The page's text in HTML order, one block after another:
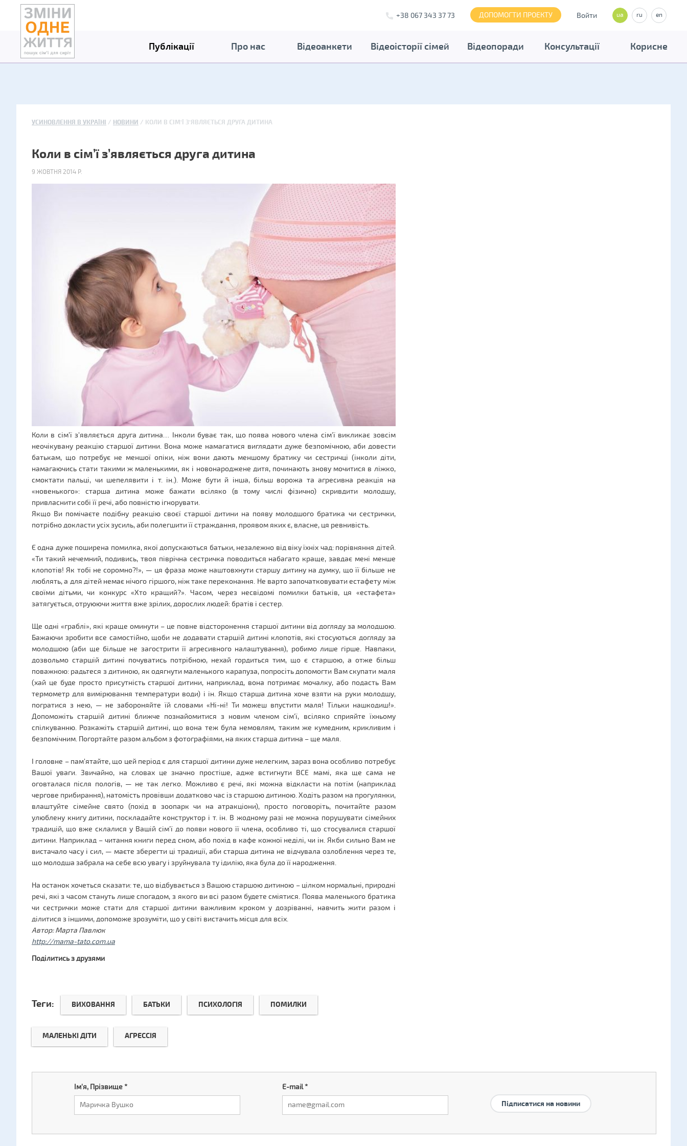
+38 067 343 37 73 ДОПОМОГТИ ПРОЕКТУ Войти ua ru en
Публікації Про нас Відеоанкети Відеоісторії сімей Відеопоради Консультації Корисне
УСИНОВЛЕННЯ В УКРАЇНІ НОВИНИ КОЛИ В СІМ’Ї З’ЯВЛЯЄТЬСЯ ДРУГА ДИТИНА
Коли в сім’ї з’являється друга дитина
9 ЖОВТНЯ 2014 Р.
Коли в сім’ї з’являється друга дитина… Інколи буває так, що поява нового члена сім’ї викликає зовсім
неочікувану реакцію старшої дитини. Вона може намагатися виглядати дуже безпомічною, аби довести
батькам, що потребує не меншої опіки, ніж вони дають меншому братику чи сестричці (інколи діти,
намагаючись стати такими ж маленькими, як і новонароджене дитя, починають знову мочитися в ліжко,
смоктати пальці, чи шепелявити і т. ін.). Може бути й інша, більш ворожа та агресивна реакція на
«новенького»: старша дитина може бажати всіляко (в тому числі фізично) скривдити молодшу,
привласнити собі її речі, або повністю ігнорувати.
Якщо Ви помічаєте подібну реакцію своєї старшої дитини на появу молодшого братика чи сестрички,
потрібно докласти усіх зусиль, аби полегшити її страждання, проявом яких є, власне, ця ревнивість.
Є одна дуже поширена помилка, якої допускаються батьки, незалежно від віку їхніх чад: порівняння дітей.
«Ти такий нечемний, подивись, твоя піврічна сестричка поводиться набагато краще, завдає мені менше
клопотів! Як тобі не соромно?!», — ця фраза може наштовхнути старшу дитину на думку, що її більше не
люблять, а для дітей немає нічого гіршого, ніж таке переконання. Не варто започатковувати естафету між
своїми дітьми, чи конкурс «Хто кращий?». Часом, через несвідомі помилки батьків, ця «естафета»
затягується, отруюючи життя вже зрілих, дорослих людей: братів і сестер.
Ще одні «граблі», які краще оминути – це повне відсторонення старшої дитини від догляду за молодшою.
Бажаючи зробити все самостійно, щоби не додавати старшій дитині клопотів, які стосуються догляду за
молодшою (аби ще більше не загострити її агресивного налаштування), робимо лише гірше. Навпаки,
дозвольмо старшій дитині почуватись потрібною, нехай гордиться тим, що є старшою, а отже більш
поважною: радьтеся з дитиною, як одягнути маленького карапуза, попросіть допомогти Вам скупати маля
(хай це буде просто присутність старшої дитини, наприклад, вона потримає мочалку, або подасть Вам
термометр для вимірювання температури води) і ін. Якщо старша дитина хоче взяти на руки молодшу,
погратися з нею, — не забороняйте їй словами «Ні-ні! Ти можеш впустити маля! Тільки нашкодиш!».
Допоможіть старшій дитині ближче познайомитися з новим членом сім’ї, всіляко сприяйте їхньому
спілкуванню. Розкажіть старшій дитині, що вона теж була немовлям, таким же кумедним, крикливим і
безпомічним. Погортайте разом альбом з фотографіями, на яких старша дитина – ще маля.
І головне – пам’ятайте, що цей період є для старшої дитини дуже нелегким, зараз вона особливо потребує
Вашої уваги. Звичайно, на словах це значно простіше, адже встигнути ВСЕ мамі, яка ще сама не
оговталася після пологів, — не так легко. Можливо є речі, які можна відкласти на потім (наприклад
чергове прибирання), натомість провівши додатково час із старшою дитиною. Ходіть разом на прогулянки,
влаштуйте сімейне свято (похід в зоопарк чи на атракціони), просто поговоріть, почитайте разом
улюблену книгу дитини, поскладайте конструктор і т. ін. В жодному разі не можна порушувати сімейних
традицій, що вже склалися у Вашій сім’ї до появи нового її члена, особливо ті, що стосувалися старшої
дитини. Наприклад – читання книги перед сном, або похід в кафе кожної неділі, чи ін. Якби сильно Вам не
вистачало часу і сил, — маєте зберегти ці традиції, аби старша дитина не відчувала озлоблення через те,
що молодша забрала на себе всю увагу і зруйнувала ту ідилію, яка була до її народження.
На останок хочеться сказати: те, що відбувається з Вашою старшою дитиною – цілком нормальні, природні
речі, які з часом стануть лише спогадом, з якого ви всі разом будете сміятися. Поява маленького братика
чи сестрички може стати для старшої дитини важливим кроком у дозріванні, навчить жити разом і
ділитися з іншими, допоможе зрозуміти, що у світі вистачить місця для всіх.
Автор: Марта Павлюк
http://mama-tato.com.ua
Поділитись з друзями
Теги: ВИХОВАННЯ БАТЬКИ ПСИХОЛОГІЯ ПОМИЛКИ
МАЛЕНЬКІ ДІТИ АГРЕССІЯ
Ім'я, Прізвище* E-mail*
Підписатися на новини